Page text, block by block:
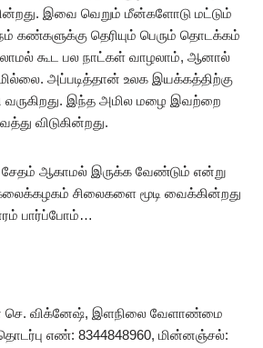
இவை வெறும் மீன்களோடு மட்டும்
கண்களுக்கு தெரியும் பெரும் தொடக்கம்
கூட பல நாட்கள் வாழலாம், ஆனால்
அப்படித்தான் உலக இயக்கத்திற்கு
வருகிறது. இந்த அமில மழை இவற்றை
விடுகின்றது.
சேதம் ஆகாமல் இருக்க வேண்டும் என்று
சிலைகளை மூடி வைக்கின்றது
பார்ப்போம்…
விக்னேஷ், இளநிலை வேளாண்மை
எண்: 8344848960, மின்னஞ்சல்: